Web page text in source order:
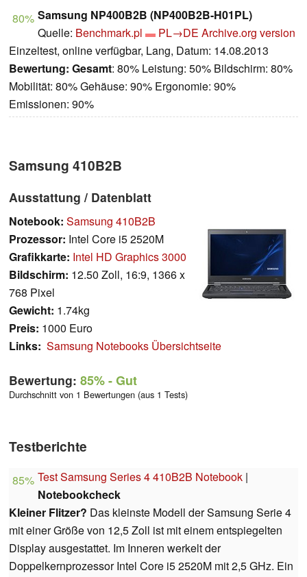
80% Samsung NP400B2B (NP400B2B-H01PL)
Quelle: Benchmark.pl PL→DE Archive.org version
Einzeltest, online verfügbar, Lang, Datum: 14.08.2013
Bewertung: Gesamt: 80% Leistung: 50% Bildschirm: 80%
Mobilität: 80% Gehäuse: 90% Ergonomie: 90%
Emissionen: 90%
Samsung 410B2B
Ausstattung / Datenblatt
Notebook: Samsung 410B2B
Prozessor: Intel Core i5 2520M
Grafikkarte: Intel HD Graphics 3000
Bildschirm: 12.50 Zoll, 16:9, 1366 x
768 Pixel
Gewicht: 1.74kg
Preis: 1000 Euro
Links: Samsung Notebooks Übersichtseite
Bewertung: 85%- Gut
Durchschnitt von 1 Bewertungen (aus 1 Tests)
Testberichte
85% Test Samsung Series 4 410B2B Notebook |
Notebookcheck
Kleiner Flitzer? Das kleinste Modell der Samsung Serie 4
mit einer Größe von 12,5 Zoll ist mit einem entspiegelten
Display ausgestattet. Im Inneren werkelt der
Doppelkernprozessor Intel Core i5 2520M mit 2,5 GHz. Ein